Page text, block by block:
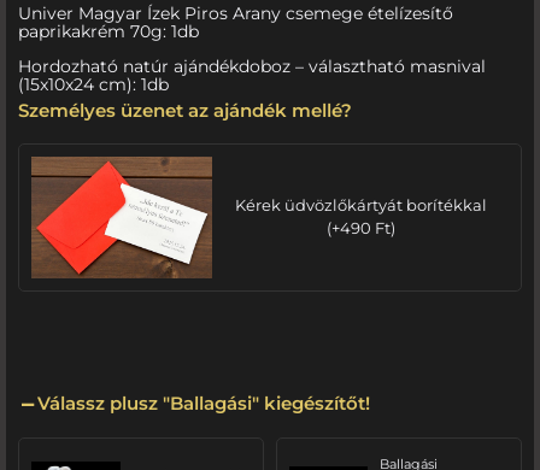
Univer Magyar Ízek Piros Arany csemege ételízesítő
paprikakrém 70g: 1db
Hordozható natúr ajándékdoboz – választható masnival
(15x10x24 cm): 1db
Személyes üzenet az ajándék mellé?
Kérek üdvözlőkártyát borítékkal
(+490 Ft)
Válassz plusz "Ballagási" kiegészítőt!
Ballagási